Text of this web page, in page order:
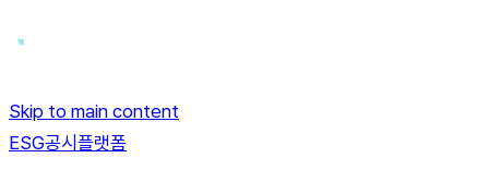
Skip to main content
ESG공시플랫폼